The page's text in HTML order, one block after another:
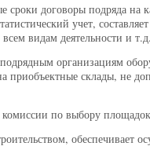
договоры подряда на
учет,
видам деятельности и
организациям
склады, не
по выбору
обеспечивает